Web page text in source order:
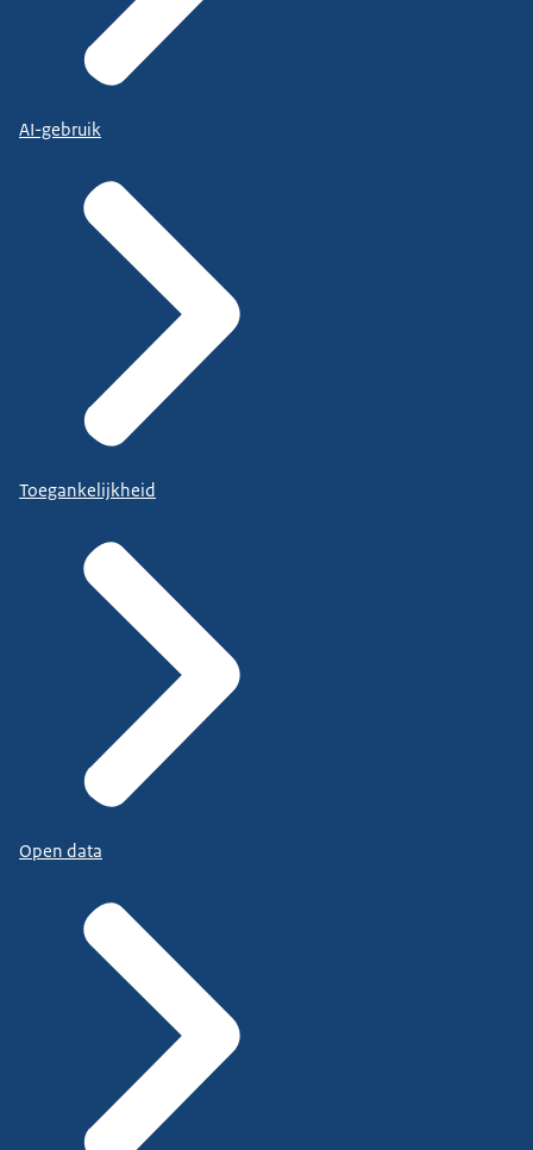
AI-gebruik
Toegankelijkheid
Open data